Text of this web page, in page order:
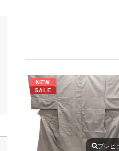
NEW
SALE
プレビ